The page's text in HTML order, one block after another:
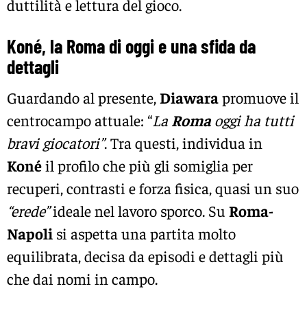
duttilità e lettura del gioco.
Koné, la Roma di oggi e una sfida da
dettagli
Guardando al presente,Diawarapromuove il
centrocampo attuale: “La Roma oggi ha tutti
bravi giocatori”. Tra questi, individua in
Konéil profilo che più gli somiglia per
recuperi, contrasti e forza fisica, quasi un suo
“erede”ideale nel lavoro sporco. Su Roma-
Napoli si aspetta una partita molto
equilibrata, decisa da episodi e dettagli più
che dai nomi in campo.